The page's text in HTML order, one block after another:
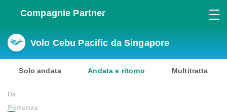
Compagnie Partner
Volo Cebu Pacific da Singapore
Solo andata Andata e ritorno Multitratta
Da
Partenza